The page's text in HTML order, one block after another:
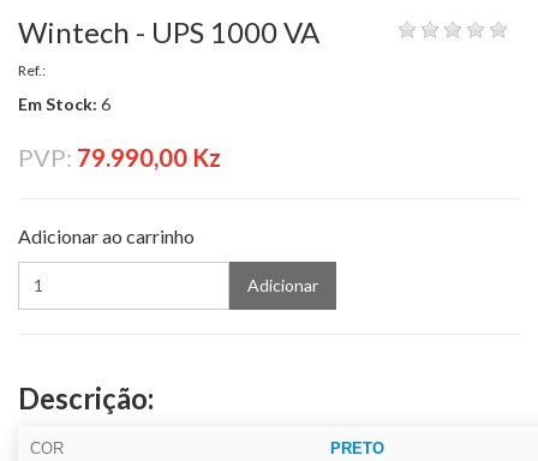
Wintech - UPS 1000 VA
Ref.:
Em Stock: 6
PVP: 79.990,00 Kz
Adicionar ao carrinho
Adicionar
Descrição:
COR PRETO